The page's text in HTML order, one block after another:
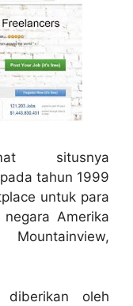
situsnya
tahun 1999
untuk para
Amerika
diberikan oleh